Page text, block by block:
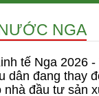
NGA
tế Nga 2026
dân đang thay
nhà đầu tư sản